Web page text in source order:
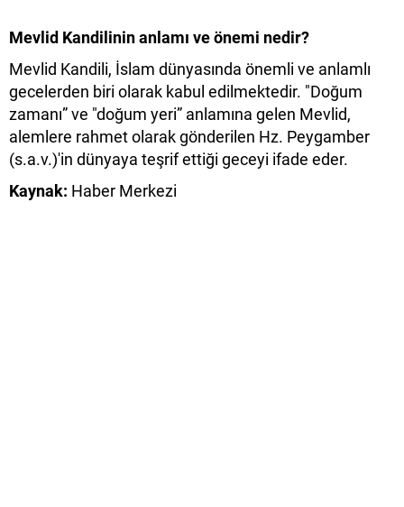
Mevlid Kandilinin anlamı ve önemi nedir?
Mevlid Kandili, İslam dünyasında önemli ve anlamlı
gecelerden biri olarak kabul edilmektedir. "Doğum
zamanı” ve "doğum yeri” anlamına gelen Mevlid,
alemlere rahmet olarak gönderilen Hz. Peygamber
(s.a.v.)'in dünyaya teşrif ettiği geceyi ifade eder.
Kaynak: Haber Merkezi